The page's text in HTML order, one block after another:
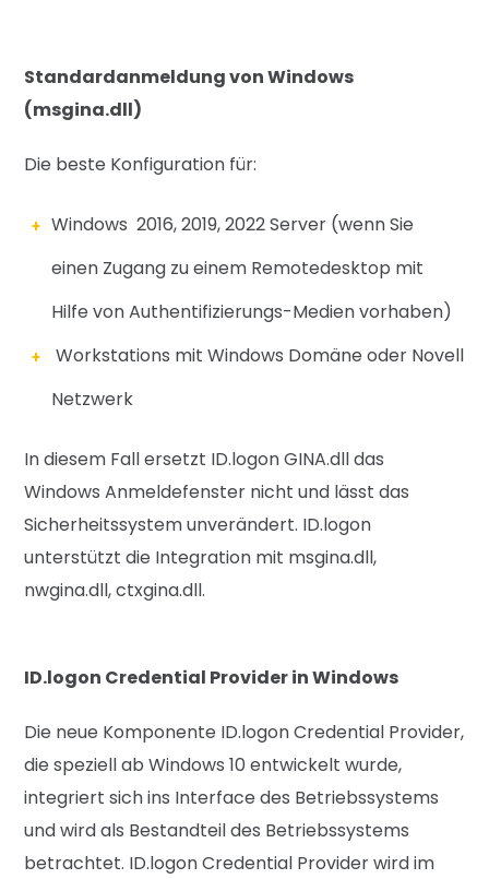
Standardanmeldung von Windows
(msgina.dll)
Die beste Konfiguration für:
Windows 2016, 2019, 2022 Server (wenn Sie
einen Zugang zu einem Remotedesktop mit
Hilfe von Authentifizierungs-Medien vorhaben)
Workstations mit Windows Domäne oder Novell
Netzwerk
In diesem Fall ersetzt ID.logon GINA.dll das
Windows Anmeldefenster nicht und lässt das
Sicherheitssystem unverändert. ID.logon
unterstützt die Integration mit msgina.dll,
nwgina.dll, ctxgina.dll.
ID.logon Credential Provider in Windows
Die neue Komponente ID.logon Credential Provider,
die speziell ab Windows 10 entwickelt wurde,
integriert sich ins Interface des Betriebssystems
und wird als Bestandteil des Betriebssystems
betrachtet. ID.logon Credential Provider wird im